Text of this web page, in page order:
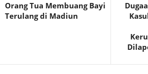
Orang Tua Membuang Bayi
Terulang di Madiun